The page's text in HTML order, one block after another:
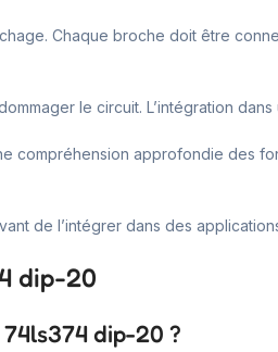
Chaque broche doit être
le circuit. L’intégration
compréhension approfondie des
de l’intégrer dans des
dip-20
dip-20 ?